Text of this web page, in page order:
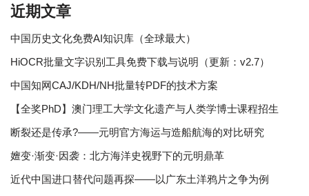
近期文章
中国历史文化免费AI知识库（全球最大）
HiOCR批量文字识别工具免费下载与说明（更新：v2.7）
中国知网CAJ/KDH/NH批量转PDF的技术方案
【全奖PhD】澳门理工大学文化遗产与人类学博士课程招生
断裂还是传承?——元明官方海运与造船航海的对比研究
嬗变·渐变·因袭：北方海洋史视野下的元明鼎革
近代中国进口替代问题再探——以广东土洋鸦片之争为例